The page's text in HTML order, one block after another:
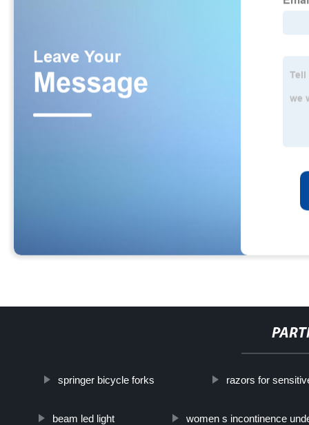
springer bicycle forks razors for
beam led light women s incontinence